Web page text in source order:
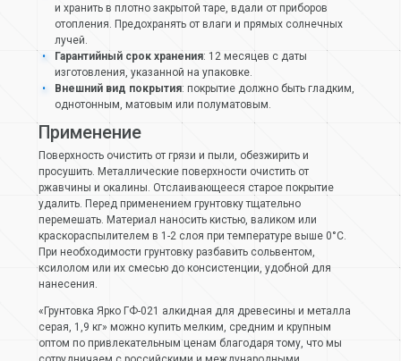
и хранить в плотно закрытой таре, вдали от приборов
отопления. Предохранять от влаги и прямых солнечных
лучей.
Гарантийный срок хранения: 12 месяцев с даты
изготовления, указанной на упаковке.
Внешний вид покрытия: покрытие должно быть гладким,
однотонным, матовым или полуматовым.
Применение
Поверхность очистить от грязи и пыли, обезжирить и
просушить. Металлические поверхности очистить от
ржавчины и окалины. Отслаивающееся старое покрытие
удалить. Перед применением грунтовку тщательно
перемешать. Материал наносить кистью, валиком или
краскораспылителем в 1-2 слоя при температуре выше 0°С.
При необходимости грунтовку разбавить сольвентом,
ксилолом или их смесью до консистенции, удобной для
нанесения.
«Грунтовка Ярко ГФ-021 алкидная для древесины и металла
серая, 1,9 кг» можно купить мелким, средним и крупным
оптом по привлекательным ценам благодаря тому, что мы